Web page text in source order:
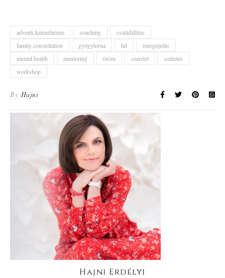
adventi kalendárium coaching
családállítás
family constellation
gyógytorna hit
meegújulás
mental health
mentoring öröm szeretet
születés
workshop
By Hajni
Hajni Erdélyi